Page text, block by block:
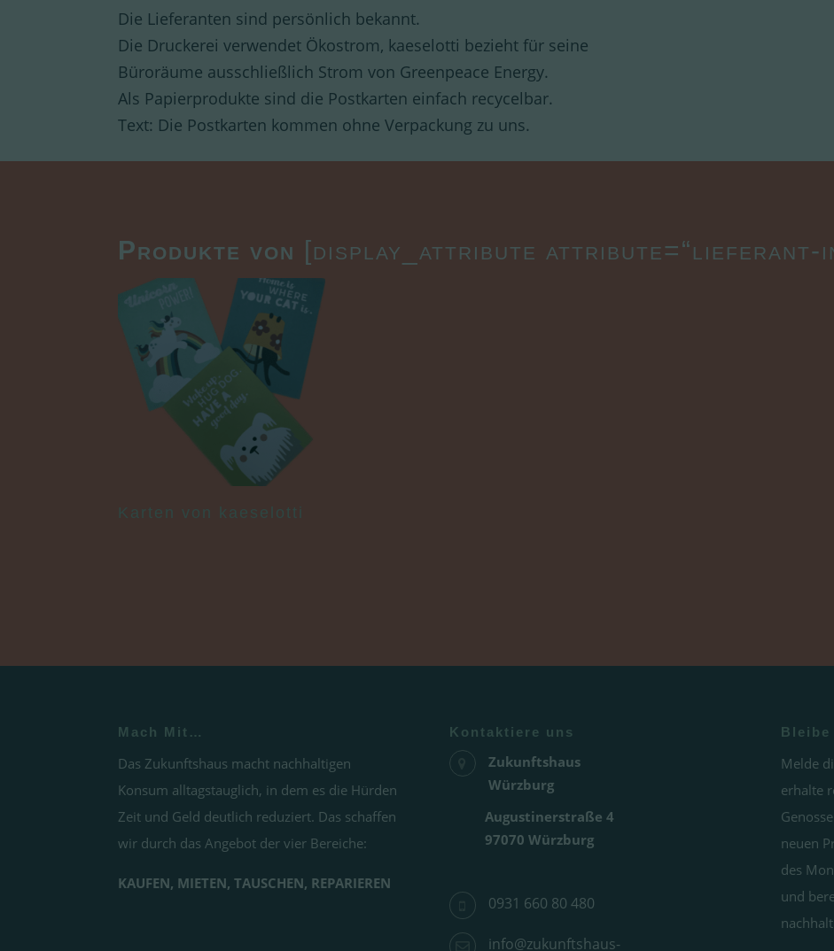
Die Lieferanten sind persönlich bekannt.
Die Druckerei verwendet Ökostrom, kaeselotti bezieht für seine
Büroräume ausschließlich Strom von Greenpeace Energy.
Als Papierprodukte sind die Postkarten einfach recycelbar.
Text: Die Postkarten kommen ohne Verpackung zu uns.
Produkte von [display_attribute attribute=“lieferant-
Mach Mit…
Das Zukunftshaus macht nachhaltigen
Konsum alltagstauglich, in dem es die Hürden
Zeit und Geld deutlich reduziert. Das schaffen
wir durch das Angebot der vier Bereiche:
KAUFEN, MIETEN, TAUSCHEN, REPARIEREN
Kontaktiere uns
Zukunftshaus
Würzburg
Augustinerstraße 4
97070 Würzburg
0931 660 80 480
info@zukunftshaus-
Bleibe
Melde
erhalte
neuen
des
und